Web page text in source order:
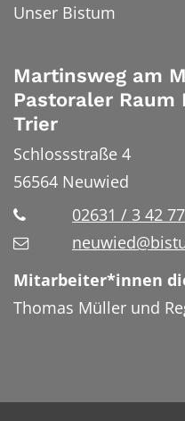
Unser Bistum
Martinsweg am
Pastoraler
Trier
Schlossstraße 4
56564 Neuwied
02631 / 3 42
Mitarbeiter*innen
Thomas Müller und